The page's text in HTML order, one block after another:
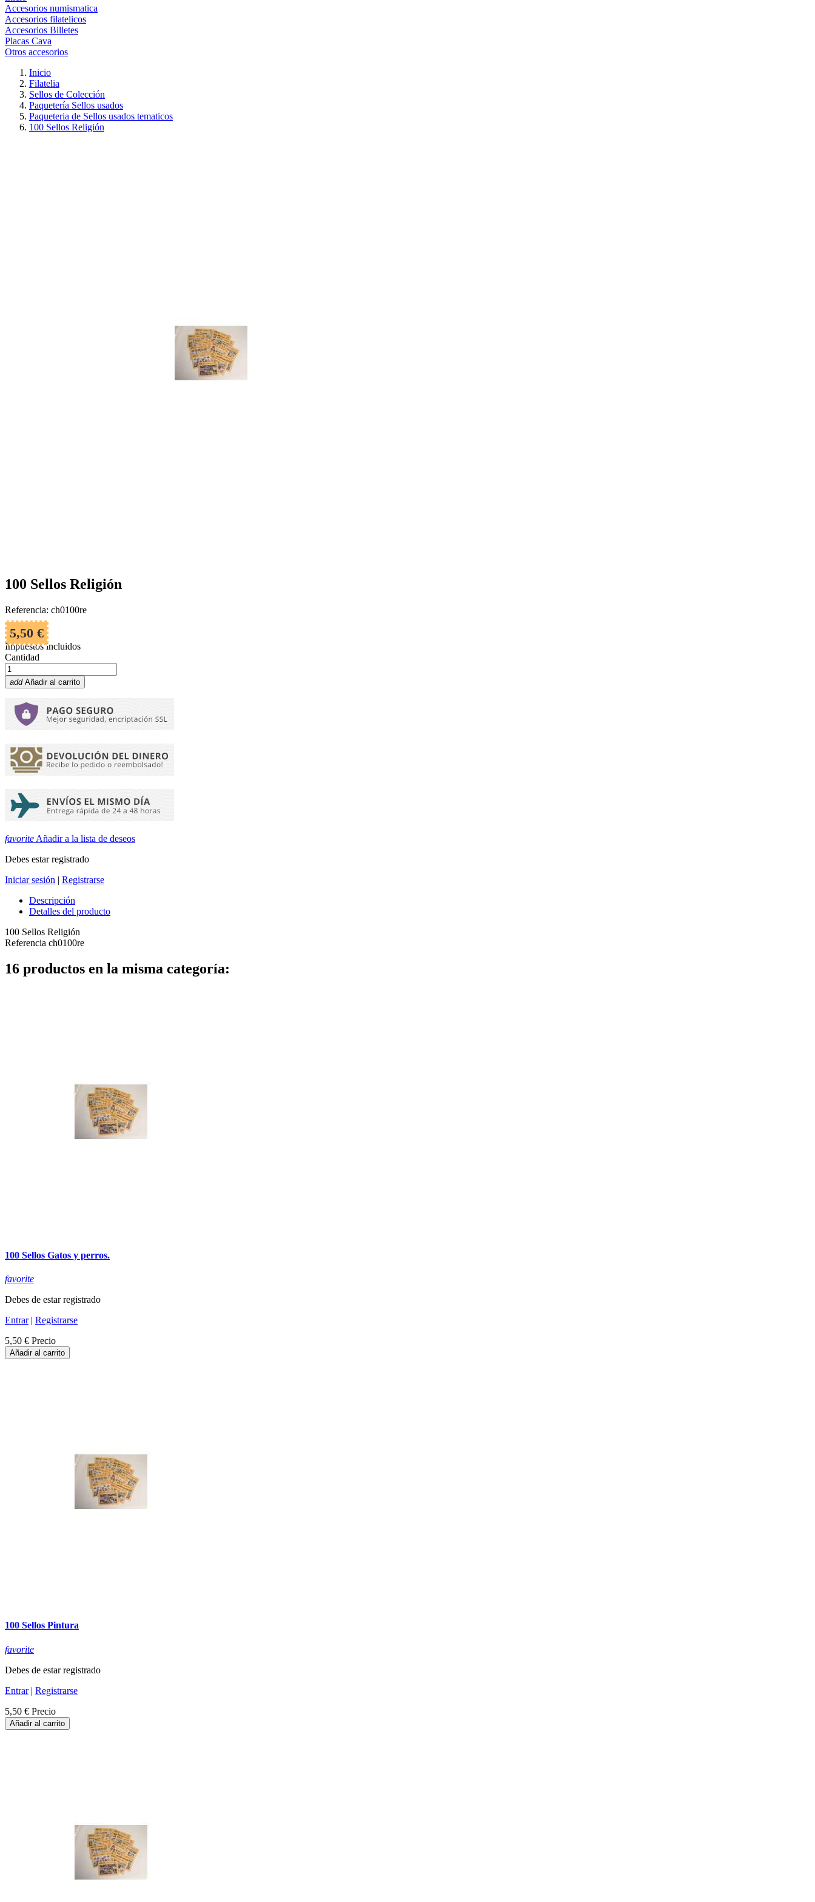
Accesorios numismatica
Accesorios filatelicos
Accesorios Billetes
Placas Cava
Otros accesorios
Inicio
Filatelia
Sellos de Colección
Paquetería Sellos usados
Paqueteria de Sellos usados tematicos
100 Sellos Religión
100 Sellos Religión
Referencia: ch0100re
5,50 €
Impuestos incluidos
Cantidad
add Añadir al carrito
favorite Añadir a la lista de deseos
Debes estar registrado
Iniciar sesión | Registrarse
Descripción
Detalles del producto
100 Sellos Religión
Referencia ch0100re
16 productos en la misma categoría:
100 Sellos Gatos y perros.
favorite
Debes de estar registrado
Entrar| Registrarse
5,50 € Precio
Añadir al carrito
100 Sellos Pintura
favorite
Debes de estar registrado
Entrar| Registrarse
5,50 € Precio
Añadir al carrito